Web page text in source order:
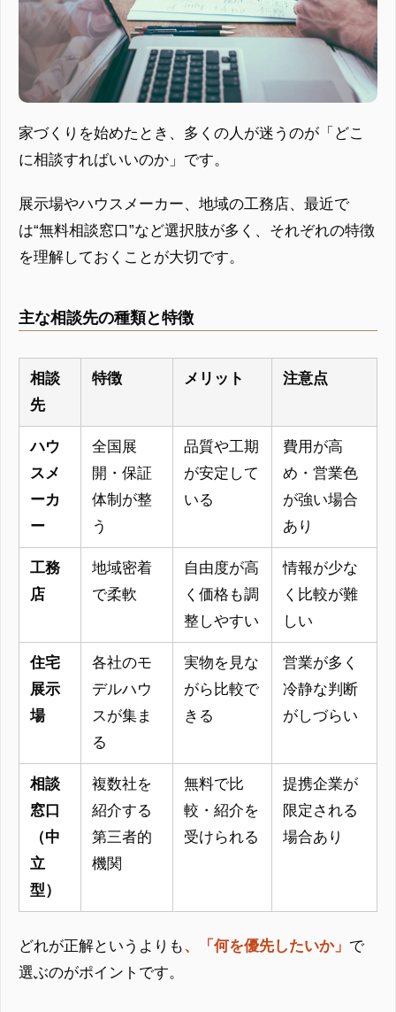
家づくりを始めたとき、多くの人が迷うのが「どこ
に相談すればいいのか」です。
展示場やハウスメーカー、地域の工務店、最近で
は“無料相談窓口”など選択肢が多く、それぞれの特徴
を理解しておくことが大切です。
主な相談先の種類と特徴
相談
先
特徴 メリット 注意点
ハウ
スメ
ーカ
ー
全国展
開・保証
体制が整
う
品質や工期
が安定して
いる
費用が高
め・営業色
が強い場合
あり
工務
店
地域密着
で柔軟
自由度が高
く価格も調
整しやすい
情報が少な
く比較が難
しい
住宅
展示
場
各社のモ
デルハウ
スが集ま
る
実物を見な
がら比較で
きる
営業が多く
冷静な判断
がしづらい
相談
窓口
（中
立
型）
複数社を
紹介する
第三者的
機関
無料で比
較・紹介を
受けられる
提携企業が
限定される
場合あり
どれが正解というよりも、「何を優先したいか」 で
選ぶのがポイントです。